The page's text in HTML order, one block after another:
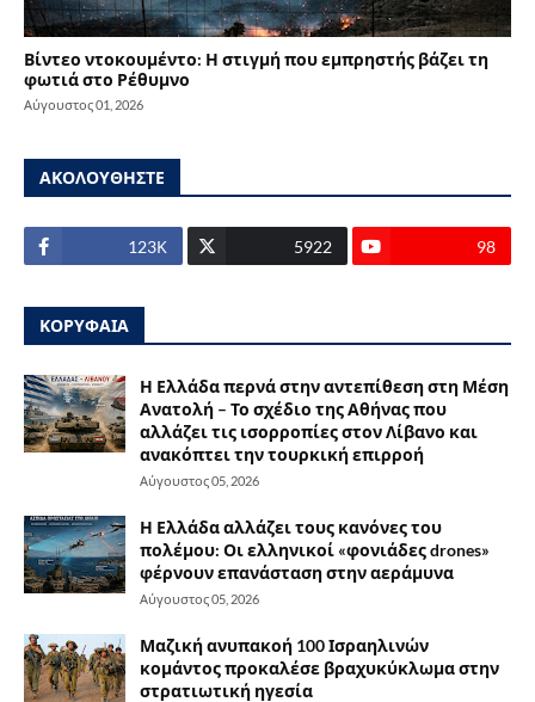
Βίντεο ντοκουμέντο: Η στιγμή που εμπρηστής βάζει τη
φωτιά στο Ρέθυμνο
Αύγουστος 01, 2026
ΑΚΟΛΟΥΘΗΣΤΕ
123Κ 5922 98
ΚΟΡΥΦΑΙΑ
Η Ελλάδα περνά στην αντεπίθεση στη Μέση
Ανατολή – Το σχέδιο της Αθήνας που
αλλάζει τις ισορροπίες στον Λίβανο και
ανακόπτει την τουρκική επιρροή
Αύγουστος 05, 2026
Η Ελλάδα αλλάζει τους κανόνες του
πολέμου: Οι ελληνικοί «φονιάδες drones»
φέρνουν επανάσταση στην αεράμυνα
Αύγουστος 05, 2026
Μαζική ανυπακοή 100 Ισραηλινών
κομάντος προκαλέσε βραχυκύκλωμα στην
στρατιωτική ηγεσία